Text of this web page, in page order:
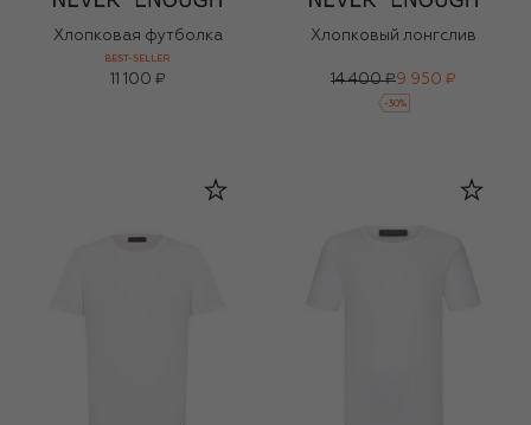
Хлопковая футболка
BEST-SELLER
11 100 ₽
Хлопковый лонгслив
14 400 ₽9 950 ₽
-30%